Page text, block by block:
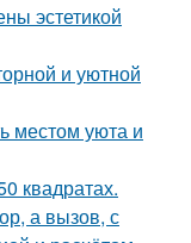
эстетикой
и уютной
местом уюта и
квадратах.
а вызов, с